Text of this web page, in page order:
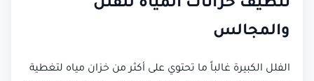
تنظيف خزانات المياه للفلل
والمجالس
الفلل الكبيرة غالباً ما تحتوي على أكثر من خزان مياه لتغطية